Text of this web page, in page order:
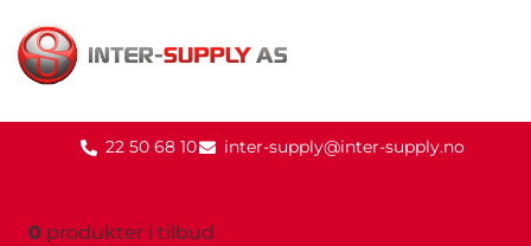
22 50 68 10 inter-supply@inter-supply.no
0 produkter i tilbud